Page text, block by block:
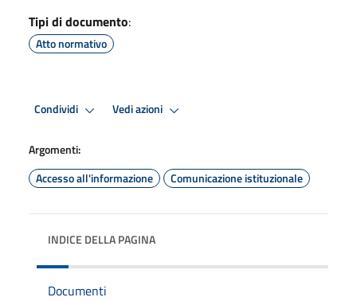
Tipi di documento:
Atto normativo
Condividi Vedi azioni
Argomenti:
Accesso all'informazione
Comunicazione istituzionale
INDICE DELLA PAGINA
Documenti